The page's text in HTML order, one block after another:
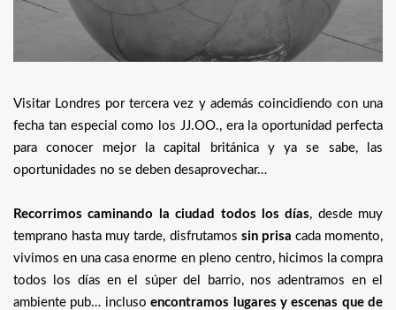
Visitar Londres por tercera vez y además coincidiendo con una
fecha tan especial como los JJ.OO., era la oportunidad perfecta
para conocer mejor la capital británica y ya se sabe, las
oportunidades no se deben desaprovechar…
Recorrimos caminando la ciudad todos los días, desde muy
temprano hasta muy tarde, disfrutamos sin prisa cada momento,
vivimos en una casa enorme en pleno centro, hicimos la compra
todos los días en el súper del barrio, nos adentramos en el
ambiente pub… inclusoencontramos lugares y escenas que de